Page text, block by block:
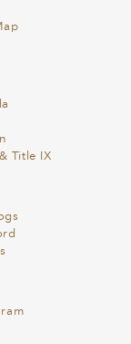
Title IX